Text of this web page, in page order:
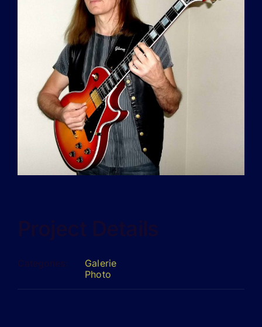
Galerie
Photo